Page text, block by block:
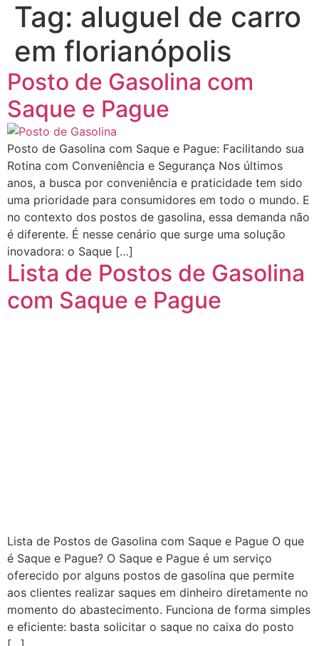
Tag: aluguel de carro
em florianópolis
Posto de Gasolina com
Saque e Pague
Posto de Gasolina com Saque e Pague: Facilitando sua
Rotina com Conveniência e Segurança Nos últimos
anos, a busca por conveniência e praticidade tem sido
uma prioridade para consumidores em todo o mundo. E
no contexto dos postos de gasolina, essa demanda não
é diferente. É nesse cenário que surge uma solução
inovadora: o Saque […]
Lista de Postos de Gasolina
com Saque e Pague
Lista de Postos de Gasolina com Saque e Pague O que
é Saque e Pague? O Saque e Pague é um serviço
oferecido por alguns postos de gasolina que permite
aos clientes realizar saques em dinheiro diretamente no
momento do abastecimento. Funciona de forma simples
e eficiente: basta solicitar o saque no caixa do posto